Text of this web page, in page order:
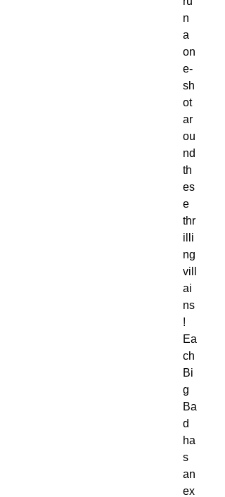
n
a
on
e-
sh
ot
ar
ou
nd
th
es
e
thr
illi
ng
vill
ai
ns
!
Ea
ch
Bi
g
Ba
d
ha
s
an
ex